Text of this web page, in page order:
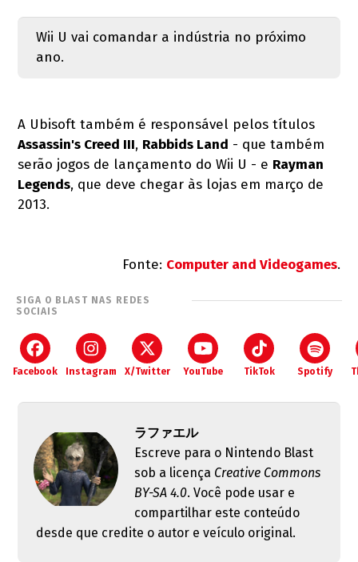
Wii U vai comandar a indústria no próximo
ano.
A Ubisoft também é responsável pelos títulos
Assassin's Creed III, Rabbids Land - que também
serão jogos de lançamento do Wii U - e Rayman
Legends, que deve chegar às lojas em março de
2013.
Fonte: Computer and Videogames.
SIGA O BLAST NAS REDES
SOCIAIS
Facebook Instagram X/Twitter YouTube TikTok Spotify
ラファエル
Escreve para o Nintendo Blast
sob a licença Creative Commons
BY-SA 4.0. Você pode usar e
compartilhar este conteúdo
desde que credite o autor e veículo original.